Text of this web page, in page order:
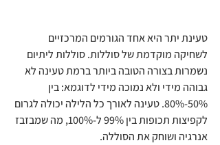
טעינת יתר היא אחד הגורמים המרכזיים
לשחיקה מוקדמת של סוללות. סוללות ליתיום
נשמרות בצורה הטובה ביותר ברמת טעינה לא
גבוהה מידי ולא נמוכה מידי לדוגמא: בין
50%-80%. טעינה לאורך כל הלילה יכולה לגרום
לקפיצות תכופות בין 99% ל-100%, מה שמבזבז
אנרגיה ושוחק את הסוללה.